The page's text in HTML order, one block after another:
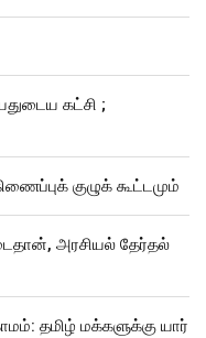
கட்சி ;
குழுக் கூட்டமும்
அரசியல் தேர்தல்
தமிழ் மக்களுக்கு யார்